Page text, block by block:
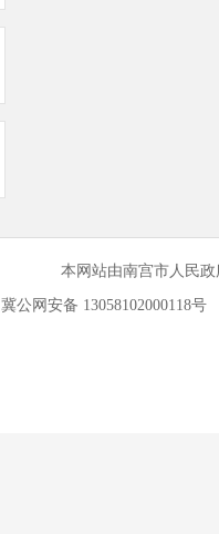
本网站由南宫市人民
冀公网安备 13058102000118号